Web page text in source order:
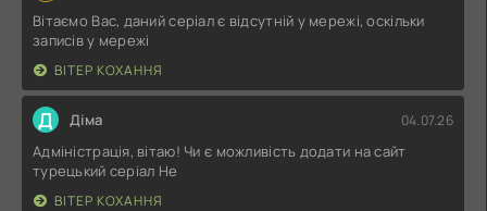
Вітаємо Вас, даний серіал є відсутній у мережі, оскільки
записів у мережі
ВІТЕР КОХАННЯ
Д Діма 04.07.26
Адміністрація, вітаю! Чи є можливість додати на сайт
турецький серіал Не
ВІТЕР КОХАННЯ